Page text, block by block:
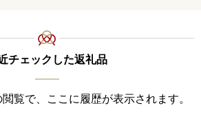
チェックした返礼品
覧で、ここに履歴が表示されます。